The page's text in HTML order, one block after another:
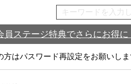
ステージ特典でさらにお得に
方はパスワード再設定をお願いしま